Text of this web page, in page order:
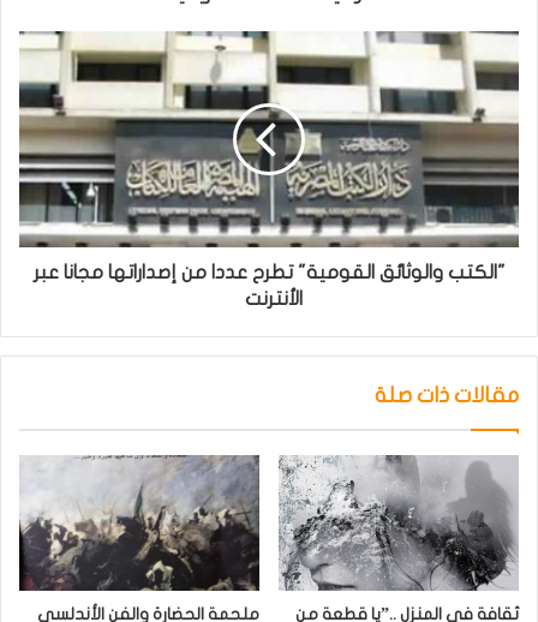
"الكتب والوثائق القومية" تطرح عددا من إصداراتها مجانا عبر
الأنترنت
مقالات ذات صلة
ثقافة في المنزل ..”يا قطعة من ملحمة الحضارة والفن الأندلسي